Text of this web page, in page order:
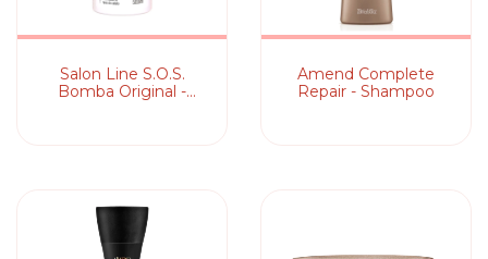
Salon Line S.O.S.
Bomba Original -
Amend Complete
Repair - Shampoo